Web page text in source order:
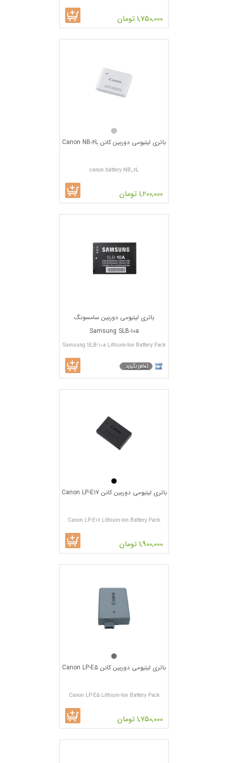
1,750,000 تومان
باتری لیتیومی دوربین کانن Canon NB-6L
canon battery NB_6L
1,200,000 تومان
باتري ليتيومي دوربين سامسونگ
Samsung SLB-10a
Samsung SLB-10a Lithium-Ion Battery Pack
باتری لیتیومی دوربین کانن Canon LP-E17
Canon LP-E17 Lithium-Ion Battery Pack
1,900,000 تومان
باتری لیتیومی دوربین کانن Canon LP-E5
Canon LP-E5 Lithium-Ion Battery Pack
1,750,000 تومان